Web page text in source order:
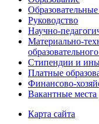
Руководство
Научно-
Материально-
Стипендии и
Платные
Финансово-
Вакантные места
Карта сайта